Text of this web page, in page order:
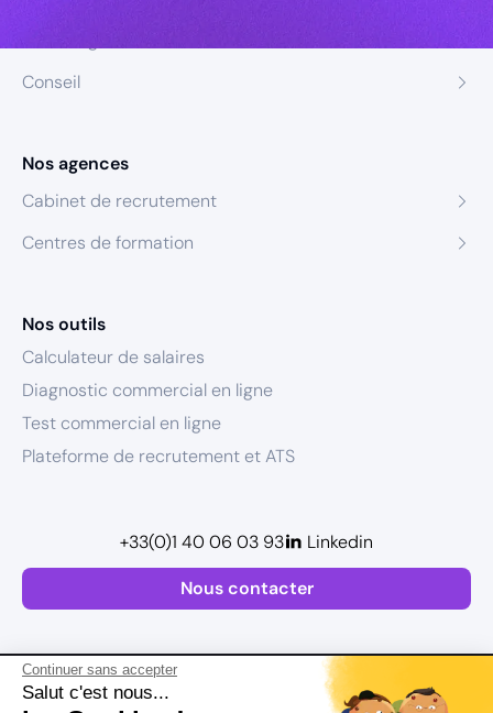
Continuer sans accepter
Salut c'est nous...
Conseil
Nos agences
Cabinet de recrutement
Centres de formation
Nos outils
Calculateur de salaires
Diagnostic commercial en ligne
Test commercial en ligne
Plateforme de recrutement et ATS
Nous contacter
+33(0)1 40 06 03 93 Linkedin